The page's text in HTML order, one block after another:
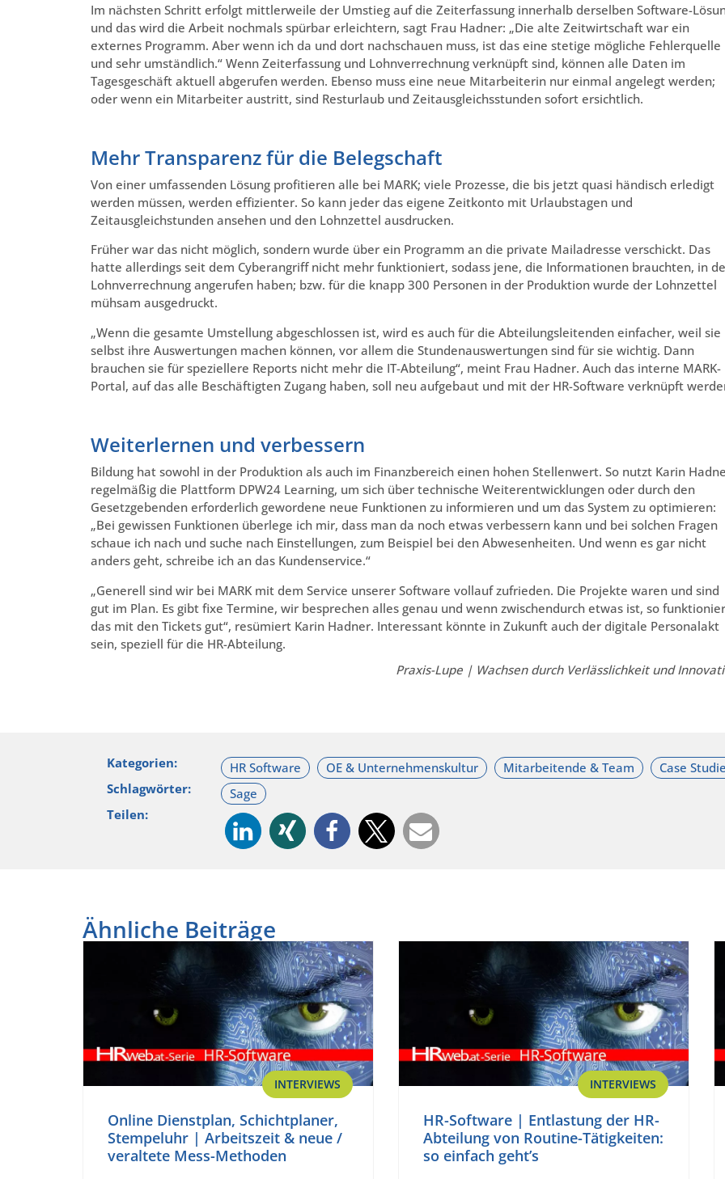
Im nächsten Schritt erfolgt mittlerweile der Umstieg auf die Zeiterfassung innerhalb derselben Software-
und das wird die Arbeit nochmals spürbar erleichtern, sagt Frau Hadner: „Die alte Zeitwirtschaft war ein
externes Programm. Aber wenn ich da und dort nachschauen muss, ist das eine stetige mögliche Fehlerquelle
und sehr umständlich.“ Wenn Zeiterfassung und Lohnverrechnung verknüpft sind, können alle Daten im
Tagesgeschäft aktuell abgerufen werden. Ebenso muss eine neue Mitarbeiterin nur einmal angelegt werden;
oder wenn ein Mitarbeiter austritt, sind Resturlaub und Zeitausgleichsstunden sofort ersichtlich.
Mehr Transparenz für die Belegschaft
Von einer umfassenden Lösung profitieren alle bei MARK; viele Prozesse, die bis jetzt quasi händisch erledigt
werden müssen, werden effizienter. So kann jeder das eigene Zeitkonto mit Urlaubstagen und
Zeitausgleichstunden ansehen und den Lohnzettel ausdrucken.
Früher war das nicht möglich, sondern wurde über ein Programm an die private Mailadresse verschickt. Das
hatte allerdings seit dem Cyberangriff nicht mehr funktioniert, sodass jene, die Informationen brauchten, in
Lohnverrechnung angerufen haben; bzw. für die knapp 300 Personen in der Produktion wurde der Lohnzettel
mühsam ausgedruckt.
„Wenn die gesamte Umstellung abgeschlossen ist, wird es auch für die Abteilungsleitenden einfacher, weil sie
selbst ihre Auswertungen machen können, vor allem die Stundenauswertungen sind für sie wichtig. Dann
brauchen sie für speziellere Reports nicht mehr die IT-Abteilung“, meint Frau Hadner. Auch das interne MARK-
Portal, auf das alle Beschäftigten Zugang haben, soll neu aufgebaut und mit der HR-Software verknüpft
Weiterlernen und verbessern
Bildung hat sowohl in der Produktion als auch im Finanzbereich einen hohen Stellenwert. So nutzt Karin
regelmäßig die Plattform DPW24 Learning, um sich über technische Weiterentwicklungen oder durch den
Gesetzgebenden erforderlich gewordene neue Funktionen zu informieren und um das System zu optimieren:
„Bei gewissen Funktionen überlege ich mir, dass man da noch etwas verbessern kann und bei solchen Fragen
schaue ich nach und suche nach Einstellungen, zum Beispiel bei den Abwesenheiten. Und wenn es gar nicht
anders geht, schreibe ich an das Kundenservice.“
„Generell sind wir bei MARK mit dem Service unserer Software vollauf zufrieden. Die Projekte waren und sind
gut im Plan. Es gibt fixe Termine, wir besprechen alles genau und wenn zwischendurch etwas ist, so
das mit den Tickets gut“, resümiert Karin Hadner. Interessant könnte in Zukunft auch der digitale Personalakt
sein, speziell für die HR-Abteilung.
Praxis-Lupe | Wachsen durch Verlässlichkeit und
Kategorien:
Schlagwörter:
Teilen:
Ähnliche Beiträge
INTERVIEWS
Online Dienstplan, Schichtplaner,
Stempeluhr | Arbeitszeit & neue /
veraltete Mess-Methoden
INTERVIEWS
HR-Software | Entlastung der HR-
Abteilung von Routine-Tätigkeiten:
so einfach geht’s